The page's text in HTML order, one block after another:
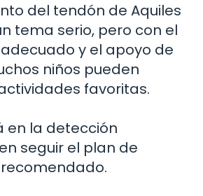
del tendón de Aquiles
tema serio, pero con el
y el apoyo de
niños pueden
favoritas.
en la detección
seguir el plan de